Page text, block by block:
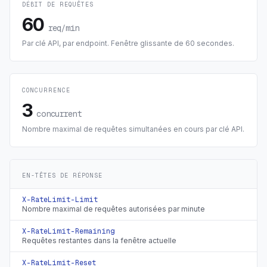
DÉBIT DE REQUÊTES
60 req/min
Par clé API, par endpoint. Fenêtre glissante de 60 secondes.
CONCURRENCE
3 concurrent
Nombre maximal de requêtes simultanées en cours par clé API.
EN-TÊTES DE RÉPONSE
X-RateLimit-Limit
Nombre maximal de requêtes autorisées par minute
X-RateLimit-Remaining
Requêtes restantes dans la fenêtre actuelle
X-RateLimit-Reset